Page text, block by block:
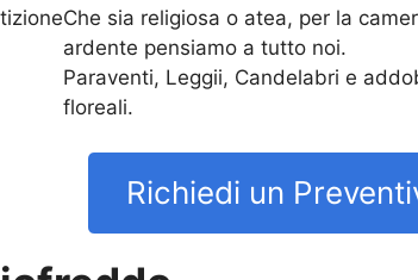
Che sia religiosa o atea, per la
ardente pensiamo a tutto noi.
Paraventi, Leggii, Candelabri e
floreali.
Richiedi un